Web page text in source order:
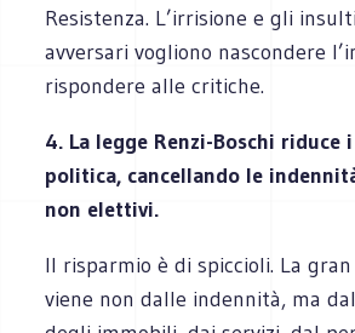
Resistenza. L’irrisione e gli
avversari vogliono nascondere
rispondere alle critiche.
4. La legge Renzi-Boschi riduce
politica, cancellando le
non elettivi.
Il risparmio è di spiccioli. La
viene non dalle indennità, ma